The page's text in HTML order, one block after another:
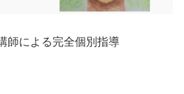
師による完全個別指導